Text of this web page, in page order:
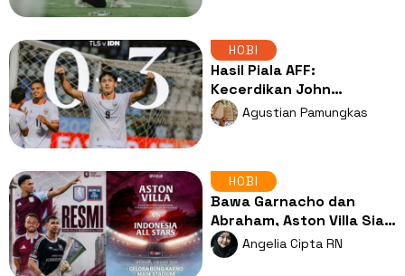
HOBI
Hasil Piala AFF:
Kecerdikan John
Herdman Antar Indonesia
Libas Timor Leste
Agustian Pamungkas
HOBI
Bawa Garnacho dan
Abraham, Aston Villa Siap
Uji Mental Indonesia All
Stars
Angelia Cipta RN